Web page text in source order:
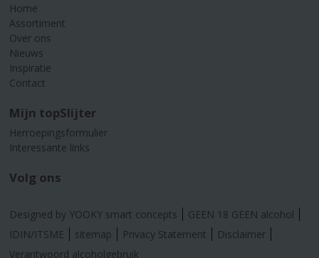
Home
Assortiment
Over ons
Nieuws
Inspiratie
Contact
Mijn topSlijter
Herroepingsformulier
Interessante links
Volg ons
Designed by YOOKY smart concepts
GEEN 18 GEEN alcohol
IDIN/ITSME
sitemap Privacy Statement
Disclaimer
Verantwoord alcoholgebruik